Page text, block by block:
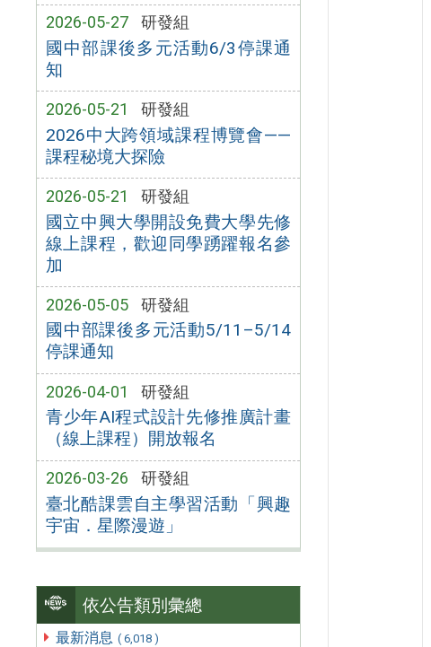
2026-05-27 研發組
國中部課後多元活動6/3停課通
知
2026-05-21 研發組
2026中大跨領域課程博覽會——
課程秘境大探險
2026-05-21 研發組
國立中興大學開設免費大學先修
線上課程，歡迎同學踴躍報名參
加
2026-05-05 研發組
國中部課後多元活動5/11–5/14
停課通知
2026-04-01 研發組
青少年AI程式設計先修推廣計畫
（線上課程）開放報名
2026-03-26 研發組
臺北酷課雲自主學習活動「興趣
宇宙．星際漫遊」
依公告類別彙總
最新消息 ( 6,018 )